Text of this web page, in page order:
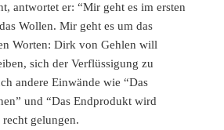
antwortet er: “Mir geht es im ersten
Wollen. Mir geht es um das
Worten: Dirk von Gehlen will
sich der Verflüssigung zu
andere Einwände wie “Das
und “Das Endprodukt wird
gelungen.